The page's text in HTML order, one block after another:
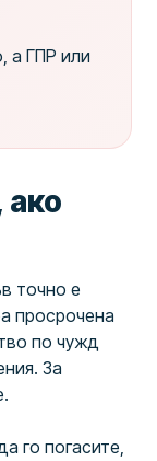
а ГПР или
ако
точно е
просрочена
по чужд
За
го погасите,